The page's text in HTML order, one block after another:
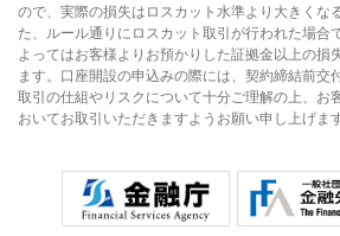
ので、実際の損失はロスカット水準より大きくな
た、ルール通りにロスカット取引が行われた場合
よってはお客様よりお預かりした証拠金以上の損
ます。口座開設の申込みの際には、契約締結前交
取引の仕組やリスクについて十分ご理解の上、お
おいてお取引いただきますようお願い申し上げます